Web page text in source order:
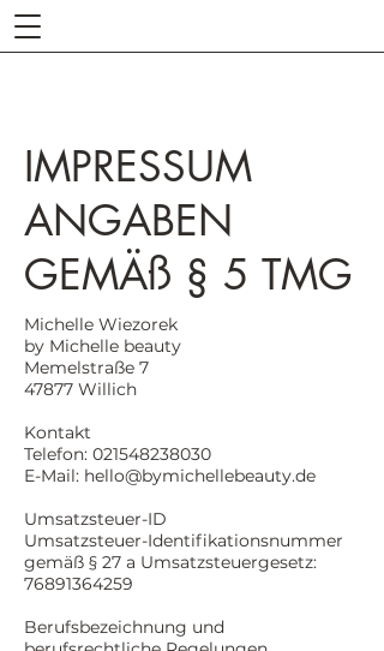
IMPRESSUM
ANGABEN
GEMÄß § 5 TMG
Michelle Wiezorek
by Michelle beauty
Memelstraße 7
47877 Willich
Kontakt
Telefon: 021548238030
E-Mail: hello@bymichellebeauty.de
Umsatzsteuer-ID
Umsatzsteuer-Identifikationsnummer
gemäß § 27 a Umsatzsteuergesetz:
76891364259
Berufsbezeichnung und